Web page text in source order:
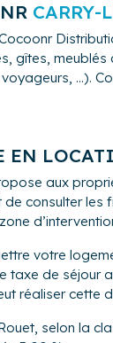
CARRY-
gîtes,
...).
EN
aux
de consulter les
votre
taxe de séjour
réaliser cette
selon la